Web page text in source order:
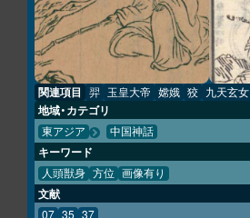
関連項目 羿 玉皇大帝 嫦娥 狡 九天玄女
地域・カテゴリ
東アジア 中国神話
キーワード
人頭獣身 方位 画像有り
文献
07 35 37